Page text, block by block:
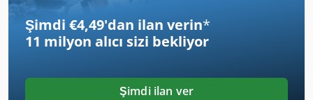
Şimdi €4,49'dan ilan verin*
11 milyon alıcı sizi bekliyor
Şimdi ilan ver